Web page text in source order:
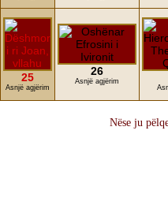
25
Asnjë agjërim
26
Asnjë agjërim
Nëse ju